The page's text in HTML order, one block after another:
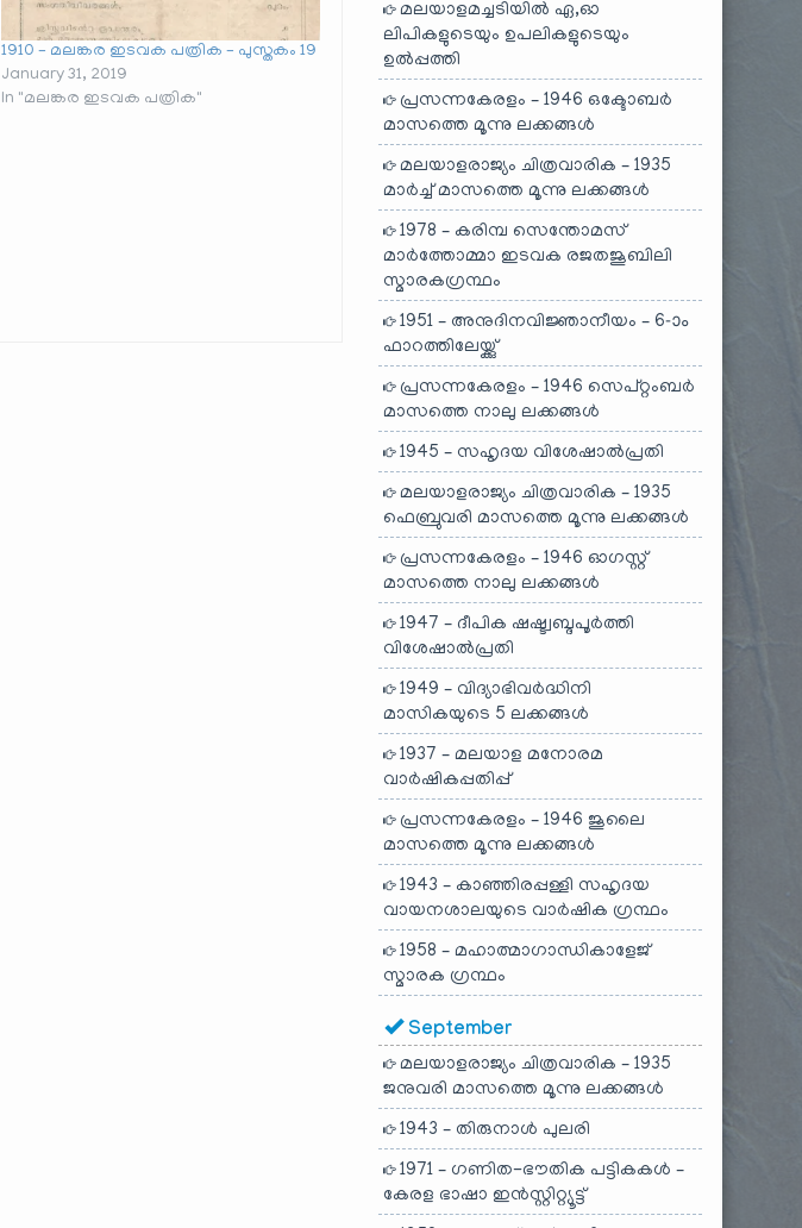
1910 – മലങ്കര ഇടവക പത്രിക – പുസ്തകം 19
January 31, 2019
In "മലങ്കര ഇടവക പത്രിക"
മലയാളമച്ചടിയിൽ ഏ,ഓ
ലിപികളുടെയും ഉപലികളുടെയും
ഉൽപ്പത്തി
പ്രസന്നകേരളം – 1946 ഒക്ടോബർ
മാസത്തെ മൂന്നു ലക്കങ്ങൾ
മലയാളരാജ്യം ചിത്രവാരിക – 1935
മാർച്ച് മാസത്തെ മൂന്നു ലക്കങ്ങൾ
1978 – കരിമ്പ സെന്തോമസ്
മാർത്തോമ്മാ ഇടവക രജതജൂബിലി
സ്മാരകഗ്രന്ഥം
1951 – അനുദിനവിജ്ഞാനീയം – 6-ാം
ഫാറത്തിലേയ്ക്കു്
പ്രസന്നകേരളം – 1946 സെപ്റ്റംബർ
മാസത്തെ നാലു ലക്കങ്ങൾ
1945 – സഹൃദയ വിശേഷാൽപ്രതി
മലയാളരാജ്യം ചിത്രവാരിക – 1935
ഫെബ്രുവരി മാസത്തെ മൂന്നു ലക്കങ്ങൾ
പ്രസന്നകേരളം – 1946 ഓഗസ്റ്റ്
മാസത്തെ നാലു ലക്കങ്ങൾ
1947 – ദീപിക ഷഷ്ട്വബ്ദപൂർത്തി
വിശേഷാൽപ്രതി
1949 – വിദ്യാഭിവർദ്ധിനി
മാസികയുടെ 5 ലക്കങ്ങൾ
1937 – മലയാള മനോരമ
വാർഷികപ്പതിപ്പ്
പ്രസന്നകേരളം – 1946 ജൂലൈ
മാസത്തെ മൂന്നു ലക്കങ്ങൾ
1943 – കാഞ്ഞിരപ്പള്ളി സഹൃദയ
വായനശാലയുടെ വാർഷിക ഗ്രന്ഥം
1958 – മഹാത്മാഗാന്ധികാളേജ്
സ്മാരക ഗ്രന്ഥം
September
മലയാളരാജ്യം ചിത്രവാരിക – 1935
ജനുവരി മാസത്തെ മൂന്നു ലക്കങ്ങൾ
1943 – തിരുനാൾ പുലരി
1971 – ഗണിത-ഭൗതിക പട്ടികകൾ –
കേരള ഭാഷാ ഇൻസ്റ്റിറ്റ്യൂട്ട്